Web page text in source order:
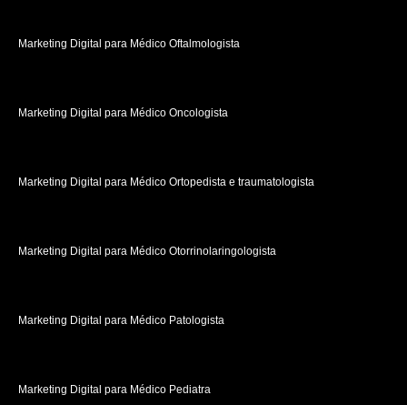
Marketing Digital para Médico Oftalmologista
Marketing Digital para Médico Oncologista
Marketing Digital para Médico Ortopedista e traumatologista
Marketing Digital para Médico Otorrinolaringologista
Marketing Digital para Médico Patologista
Marketing Digital para Médico Pediatra